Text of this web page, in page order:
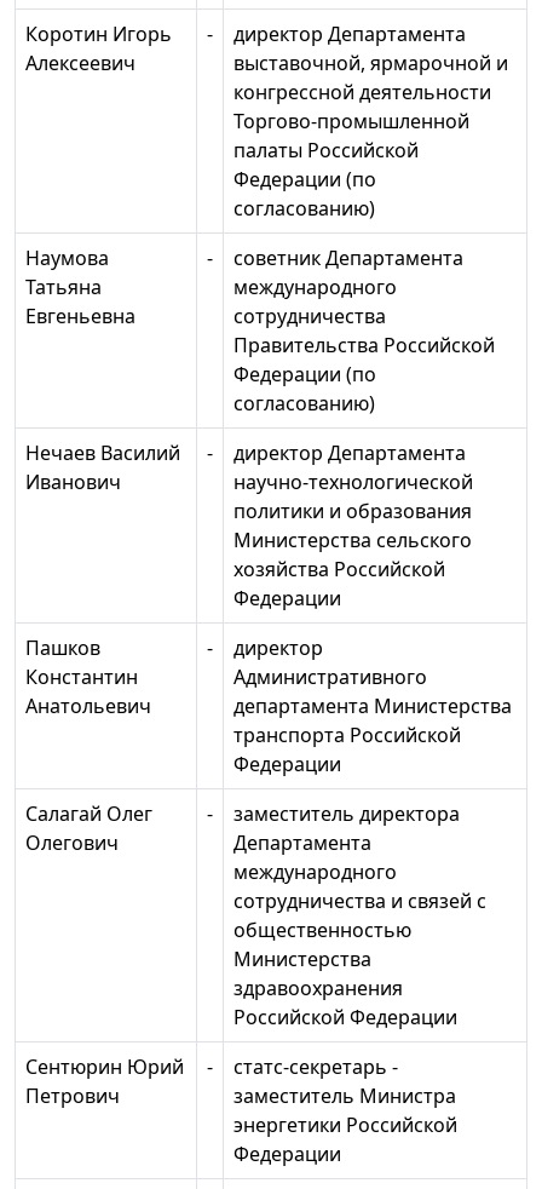
Коротин Игорь
Алексеевич
-
директор Департамента
выставочной, ярмарочной и
конгрессной деятельности
Торгово-промышленной
палаты Российской
Федерации (по
согласованию)
Наумова
Татьяна
Евгеньевна
-
советник Департамента
международного
сотрудничества
Правительства Российской
Федерации (по
согласованию)
Нечаев Василий
Иванович
-
директор Департамента
научно-технологической
политики и образования
Министерства сельского
хозяйства Российской
Федерации
Пашков
Константин
Анатольевич
-
директор
Административного
департамента Министерства
транспорта Российской
Федерации
Салагай Олег
Олегович
-
заместитель директора
Департамента
международного
сотрудничества и связей с
общественностью
Министерства
здравоохранения
Российской Федерации
Сентюрин Юрий
Петрович
-
статс-секретарь -
заместитель Министра
энергетики Российской
Федерации